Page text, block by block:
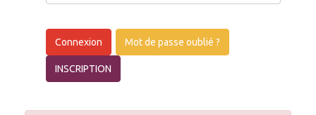
Connexion Mot de passe oublié ?
INSCRIPTION